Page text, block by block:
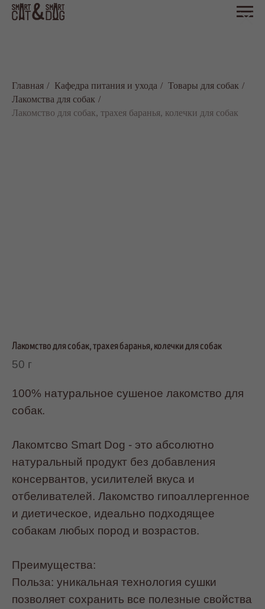
Главная / Кафедра питания и ухода / Товары для собак /
Лакомства для собак /
Лакомство для собак, трахея баранья, колечки для собак
Лакомство для собак, трахея баранья, колечки для собак
50 г
100% натуральное сушеное лакомство для
собак.
Лакомтсво Smart Dog - это абсолютно
натуральный продукт без добавления
консервантов, усилителей вкуса и
отбеливателей. Лакомство гипоаллергенное
и диетическое, идеально подходящее
собакам любых пород и возрастов.
Преимущества:
Польза: уникальная технология сушки
позволяет сохранить все полезные свойства